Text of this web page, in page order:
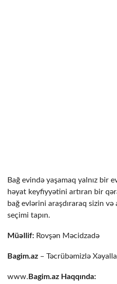
Bağ evində yaşamaq yalnız bir
həyat keyfiyyətini artıran bir
bağ evlərini araşdıraraq sizin
seçimi tapın.
Müəllif: Rovşən Məcidzadə
Bagim.az – Təcrübəmizlə
www. Bagim.az Haqqında: